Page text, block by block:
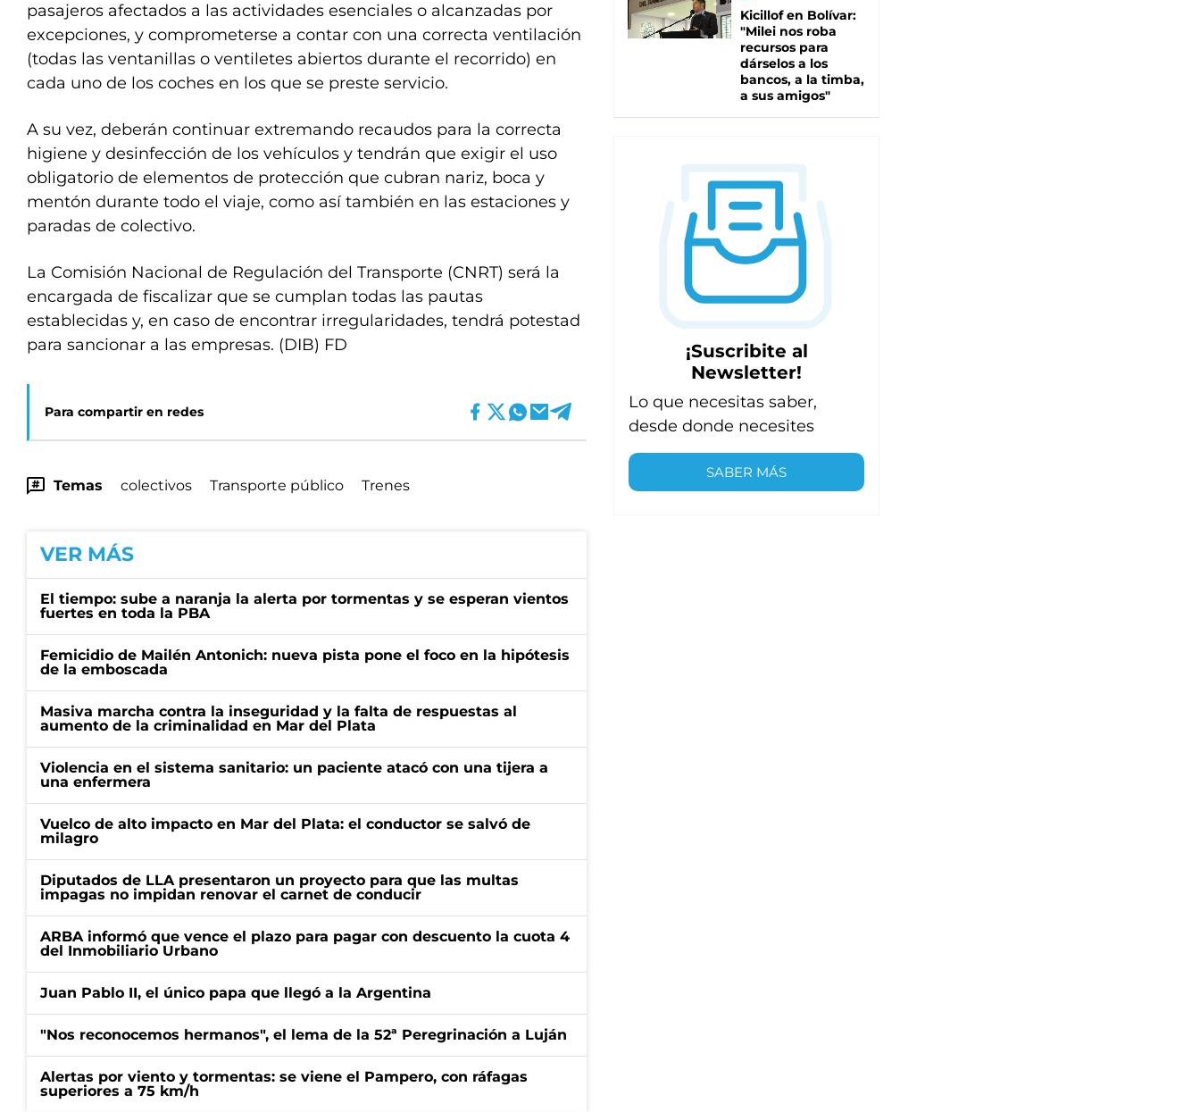
pasajeros afectados a las actividades esenciales o alcanzadas por
excepciones, y comprometerse a contar con una correcta ventilación
(todas las ventanillas o ventiletes abiertos durante el recorrido) en
cada uno de los coches en los que se preste servicio.
A su vez, deberán continuar extremando recaudos para la correcta
higiene y desinfección de los vehículos y tendrán que exigir el uso
obligatorio de elementos de protección que cubran nariz, boca y
mentón durante todo el viaje, como así también en las estaciones y
paradas de colectivo.
La Comisión Nacional de Regulación del Transporte (CNRT) será la
encargada de fiscalizar que se cumplan todas las pautas
establecidas y, en caso de encontrar irregularidades, tendrá potestad
para sancionar a las empresas. (DIB) FD
Para compartir en redes
Temas colectivos Transporte público Trenes
VER MÁS
El tiempo: sube a naranja la alerta por tormentas y se esperan vientos
fuertes en toda la PBA
Femicidio de Mailén Antonich: nueva pista pone el foco en la hipótesis
de la emboscada
Masiva marcha contra la inseguridad y la falta de respuestas al
aumento de la criminalidad en Mar del Plata
Violencia en el sistema sanitario: un paciente atacó con una tijera a
una enfermera
Vuelco de alto impacto en Mar del Plata: el conductor se salvó de
milagro
Diputados de LLA presentaron un proyecto para que las multas
impagas no impidan renovar el carnet de conducir
ARBA informó que vence el plazo para pagar con descuento la cuota 4
del Inmobiliario Urbano
Juan Pablo II, el único papa que llegó a la Argentina
"Nos reconocemos hermanos", el lema de la 52ª Peregrinación a Luján
Alertas por viento y tormentas: se viene el Pampero, con ráfagas
superiores a 75 km/h
Kicillof en Bolívar:
"Milei nos roba
recursos para
dárselos a los
bancos, a la timba,
a sus amigos"
¡Suscribite al
Newsletter!
Lo que necesitas saber,
desde donde necesites
SABER MÁS